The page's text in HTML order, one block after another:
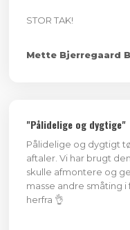
STOR TAK!
​Mette Bjerregaard
"Pålidelige og dygtige"
Pålidelige og dygtigt
aftaler. Vi har brugt
skulle afmontere og
masse andre småting
herfra 👌